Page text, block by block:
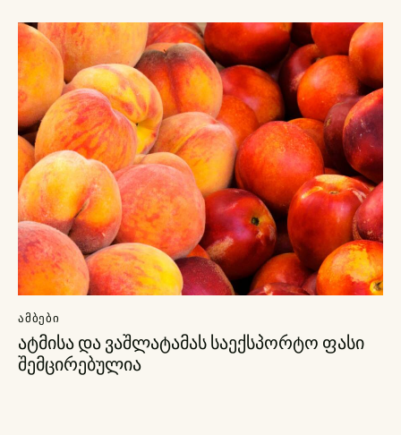
ᲐᲛᲑᲔᲑᲘ
ატმისა და ვაშლატამას საექსპორტო ფასი
შემცირებულია